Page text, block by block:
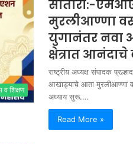
व शिक्षण
सातारा:-
मुरलीआण्णा
युगानंतर नवा
क्षेत्रात आनंदाचे
राष्ट्रीय अध्यक्ष संपादक
आखाड्याचे आता मुरलीआण्णा
अध्याय सुरू.…
Read More »